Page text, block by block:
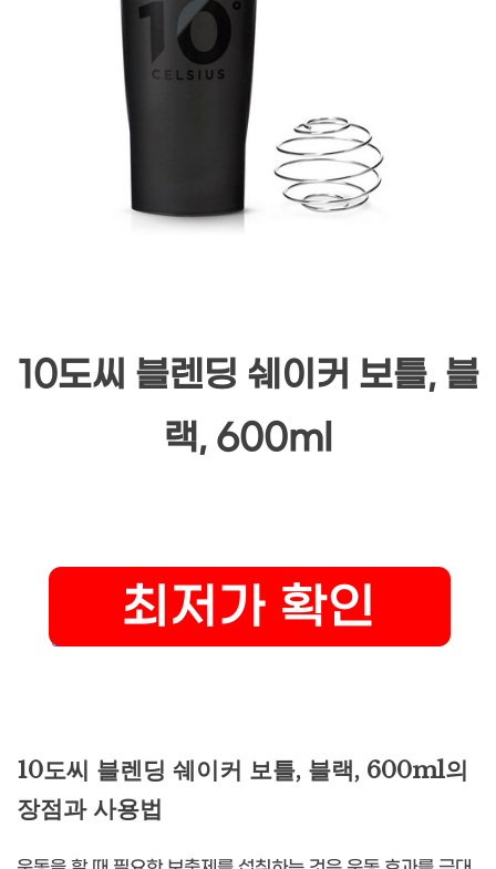
10도씨 블렌딩 쉐이커 보틀, 블
랙, 600ml
10도씨 블렌딩 쉐이커 보틀, 블랙, 600ml의
장점과 사용법